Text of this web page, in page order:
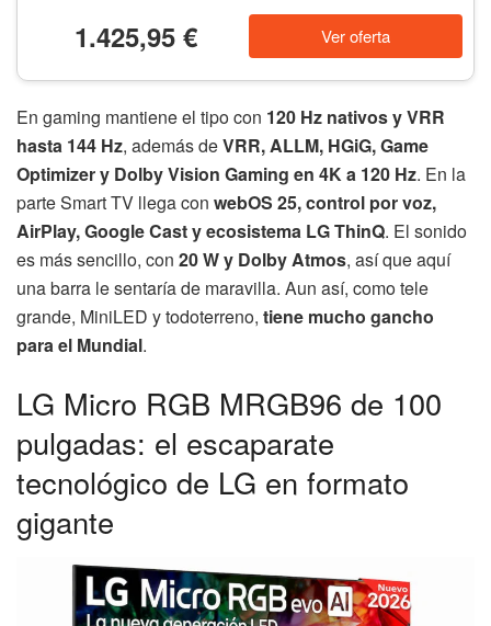
1.425,95 € Ver oferta
En gaming mantiene el tipo con 120 Hz nativos y VRR
hasta 144 Hz, además deVRR, ALLM, HGiG, Game
Optimizer y Dolby Vision Gaming en 4K a 120 Hz. En la
parte Smart TV llega con webOS 25, control por voz,
AirPlay, Google Cast y ecosistema LG ThinQ. El sonido
es más sencillo, con 20 W y Dolby Atmos, así que aquí
una barra le sentaría de maravilla. Aun así, como tele
grande, MiniLED y todoterreno, tiene mucho gancho
para el Mundial.
LG Micro RGB MRGB96 de 100
pulgadas: el escaparate
tecnológico de LG en formato
gigante